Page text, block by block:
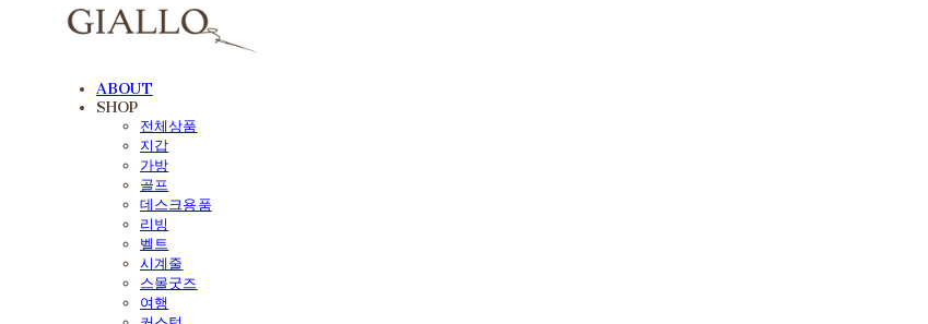
ABOUT
SHOP
전체상품
지갑
가방
골프
데스크용품
리빙
벨트
시계줄
스몰굿즈
여행